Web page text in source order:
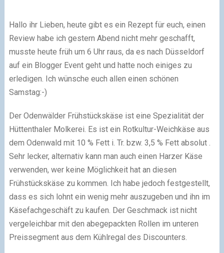
Hallo ihr Lieben, heute gibt es ein Rezept für euch, einen
Review habe ich gestern Abend nicht mehr geschafft,
musste heute früh um 6 Uhr raus, da es nach Düsseldorf
auf ein Blogger Event geht und hatte noch einiges zu
erledigen. Ich wünsche euch allen einen schönen
Samstag:-)
Der Odenwälder Frühstückskäse ist eine Spezialität der
Hüttenthaler Molkerei. Es ist ein Rotkultur-Weichkäse aus
dem Odenwald mit 10 % Fett i. Tr. bzw. 3,5 % Fett absolut .
Sehr lecker, alternativ kann man auch einen Harzer Käse
verwenden, wer keine Möglichkeit hat an diesen
Frühstückskäse zu kommen. Ich habe jedoch festgestellt,
dass es sich lohnt ein wenig mehr auszugeben und ihn im
Käsefachgeschäft zu kaufen. Der Geschmack ist nicht
vergeleichbar mit den abegepackten Rollen im unteren
Preissegment aus dem Kühlregal des Discounters.